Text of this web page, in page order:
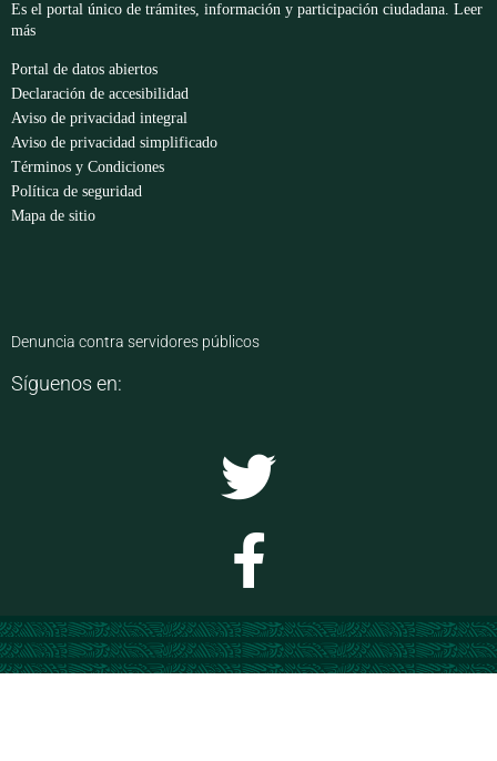
Es el portal único de trámites, información y participación ciudadana. Leer
más
Portal de datos abiertos
Declaración de accesibilidad
Aviso de privacidad integral
Aviso de privacidad simplificado
Términos y Condiciones
Política de seguridad
Mapa de sitio
Denuncia contra servidores públicos
Síguenos en: